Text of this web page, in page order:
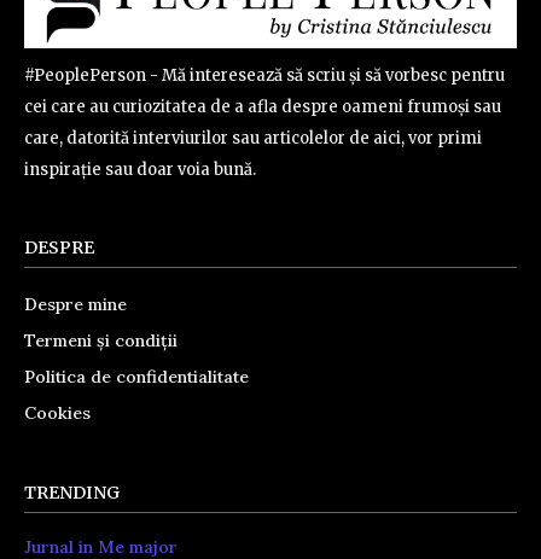
#PeoplePerson - Mă interesează să scriu și să vorbesc pentru
cei care au curiozitatea de a afla despre oameni frumoși sau
care, datorită interviurilor sau articolelor de aici, vor primi
inspirație sau doar voia bună.
DESPRE
Despre mine
Termeni și condiții
Politica de confidentialitate
Cookies
TRENDING
Jurnal in Me major